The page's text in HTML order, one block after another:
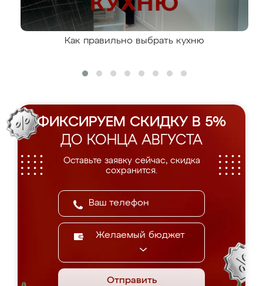
Как правильно выбрать кухню
ФИКСИРУЕМ СКИДКУ В 5%
ДО КОНЦА АВГУСТА
Оставьте заявку сейчас, скидка
сохранится.
Желаемый бюджет
Отправить